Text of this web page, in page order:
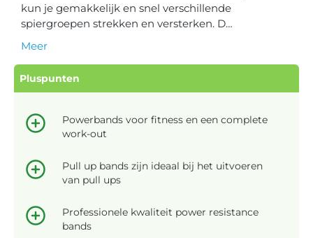
kun je gemakkelijk en snel verschillende
spiergroepen strekken en versterken. D…
Meer
Pluspunten
Powerbands voor fitness en een complete
work-out
Pull up bands zijn ideaal bij het uitvoeren
van pull ups
Professionele kwaliteit power resistance
bands